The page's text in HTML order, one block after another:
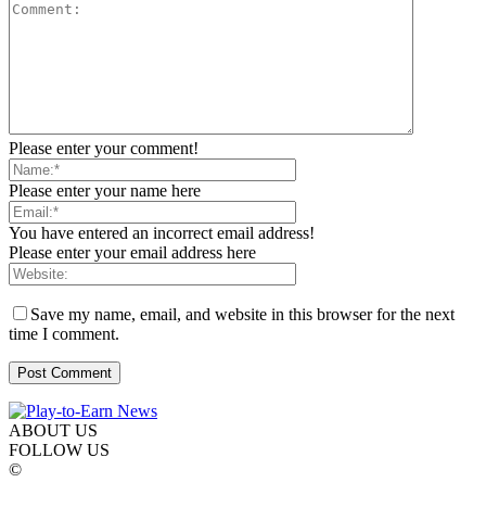
Please enter your comment!
Please enter your name here
You have entered an incorrect email address!
Please enter your email address here
Save my name, email, and website in this browser for the next
time I comment.
ABOUT US
FOLLOW US
©